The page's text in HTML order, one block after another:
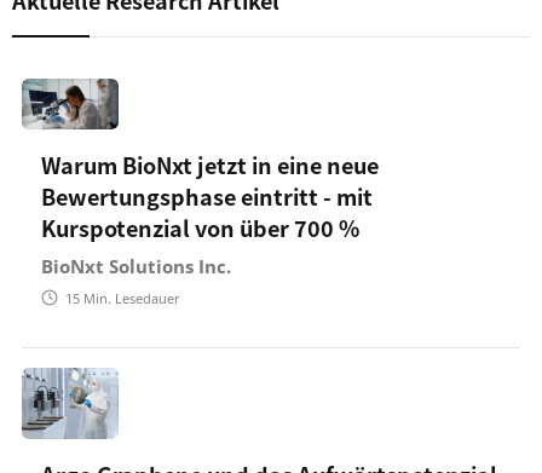
Warum BioNxt jetzt in eine neue
Bewertungsphase eintritt - mit
Kurspotenzial von über 700 %
BioNxt Solutions Inc.
15 Min. Lesedauer